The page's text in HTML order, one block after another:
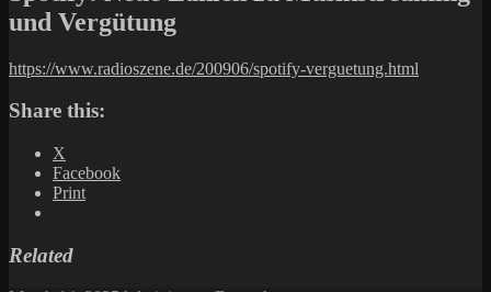
und Vergütung
https://www.radioszene.de/200906/spotify-verguetung.html
Share this:
X
Facebook
Print
Related